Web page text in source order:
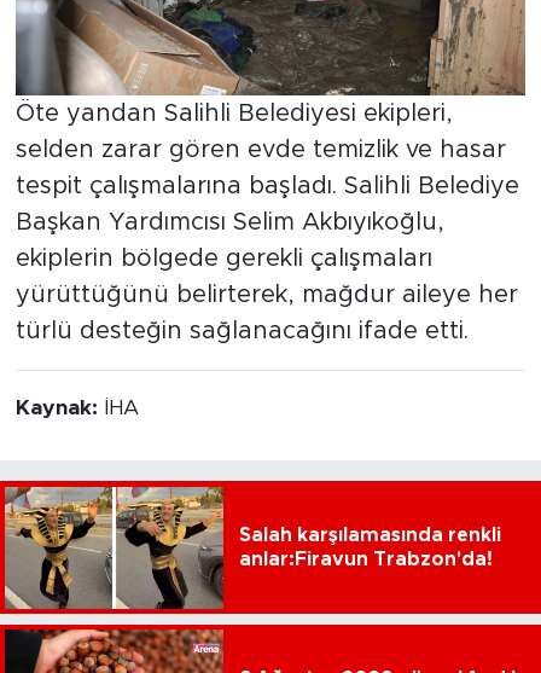
Öte yandan Salihli Belediyesi ekipleri,
selden zarar gören evde temizlik ve hasar
tespit çalışmalarına başladı. Salihli Belediye
Başkan Yardımcısı Selim Akbıyıkoğlu,
ekiplerin bölgede gerekli çalışmaları
yürüttüğünü belirterek, mağdur aileye her
türlü desteğin sağlanacağını ifade etti.
Kaynak: İHA
Salah karşılamasında renkli
anlar:Firavun Trabzon'da!